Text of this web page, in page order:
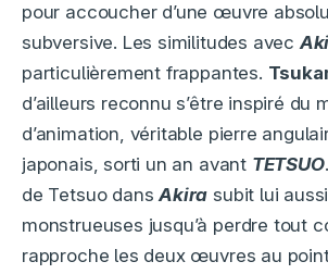
pour accoucher d’une œuvre
subversive. Les similitudes avec
particulièrement frappantes.
d’ailleurs reconnu s’être inspiré du
d’animation, véritable pierre
japonais, sorti un an avant TETSUO
de Tetsuo dansAkira subit lui
monstrueuses jusqu’à perdre tout
rapproche les deux œuvres au